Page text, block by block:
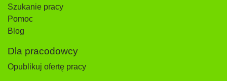
Szukanie pracy
Pomoc
Blog
Dla pracodowcy
Opublikuj ofertę pracy